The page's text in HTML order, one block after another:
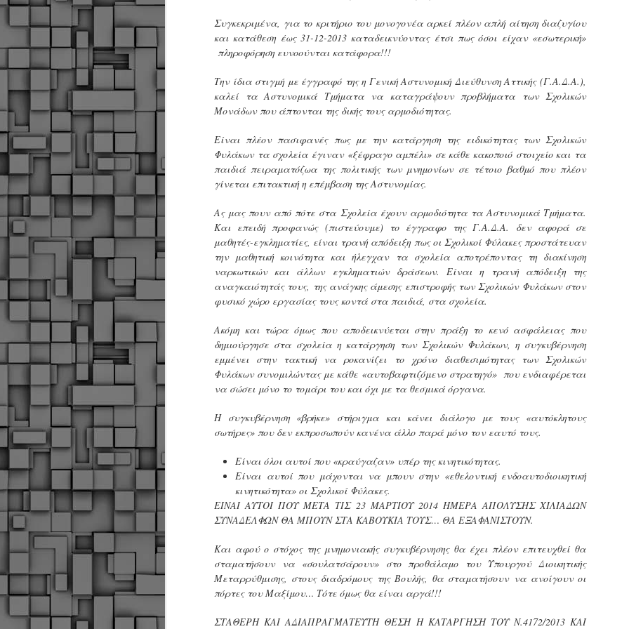
Συγκεκριμένα, για το κριτήριο του μονογονέα αρκεί πλέον απλή αίτηση διαζυγίου
και κατάθεση έως 31-12-2013 καταδεικνύοντας έτσι πως όσοι είχαν «εσωτερική»
πληροφόρηση ευνοούνται κατάφορα!!!
Την ίδια στιγμή με έγγραφό της η Γενική Αστυνομική Διεύθυνση Αττικής (Γ.Α.Δ.Α.),
καλεί τα Αστυνομικά Τμήματα να καταγράψουν προβλήματα των Σχολικών
Μονάδων που άπτονται της δικής τους αρμοδιότητας.
Είναι πλέον πασιφανές πως με την κατάργηση της ειδικότητας των Σχολικών
Φυλάκων τα σχολεία έγιναν «ξέφραγο αμπέλι» σε κάθε κακοποιό στοιχείο και τα
παιδιά πειραματόζωα της πολιτικής των μνημονίων σε τέτοιο βαθμό που πλέον
γίνεται επιτακτική η επέμβαση της Αστυνομίας.
Ας μας πουν από πότε στα Σχολεία έχουν αρμοδιότητα τα Αστυνομικά Τμήματα.
Και επειδή προφανώς (πιστεύουμε) το έγγραφο της Γ.Α.Δ.Α. δεν αφορά σε
μαθητές-εγκληματίες, είναι τρανή απόδειξη πως οι Σχολικοί Φύλακες προστάτευαν
την μαθητική κοινότητα και ήλεγχαν τα σχολεία αποτρέποντας τη διακίνηση
ναρκωτικών και άλλων εγκληματιών δράσεων. Είναι η τρανή απόδειξη της
αναγκαιότητάς τους, της ανάγκης άμεσης επιστροφής των Σχολικών Φυλάκων στον
φυσικό χώρο εργασίας τους κοντά στα παιδιά, στα σχολεία.
Ακόμη και τώρα όμως που αποδεικνύεται στην πράξη το κενό ασφάλειας που
δημιούργησε στα σχολεία η κατάργηση των Σχολικών Φυλάκων, η συγκυβέρνηση
εμμένει στην τακτική να ροκανίζει το χρόνο διαθεσιμότητας των Σχολικών
Φυλάκων συνομιλώντας με κάθε «αυτοβαφτιζόμενο στρατηγό» που ενδιαφέρεται
να σώσει μόνο το τομάρι του και όχι με τα θεσμικά όργανα.
Η συγκυβέρνηση «βρήκε» στήριγμα και κάνει διάλογο με τους «αυτόκλητους
σωτήρες» που δεν εκπροσωπούν κανένα άλλο παρά μόνο τον εαυτό τους.
Είναι όλοι αυτοί που «κραύγαζαν» υπέρ της κινητικότητας.
Είναι αυτοί που μάχονται να μπουν στην «εθελοντική ενδοαυτοδιοικητική
κινητικότητα» οι Σχολικοί Φύλακες.
ΕΙΝΑΙ ΑΥΤΟΙ ΠΟΥ ΜΕΤΑ ΤΙΣ 23 ΜΑΡΤΙΟΥ 2014 ΗΜΕΡΑ ΑΠΟΛΥΣΗΣ ΧΙΛΙΑΔΩΝ
ΣΥΝΑΔΕΛΦΩΝ ΘΑ ΜΠΟΥΝ ΣΤΑ ΚΑΒΟΥΚΙΑ ΤΟΥΣ… ΘΑ ΕΞΑΦΑΝΙΣΤΟΥΝ.
Και αφού ο στόχος της μνημονιακής συγκυβέρνησης θα έχει πλέον επιτευχθεί θα
σταματήσουν να «σουλατσάρουν» στο προθάλαμο του Υπουργού Διοικητικής
Μεταρρύθμισης, στους διαδρόμους της Βουλής, θα σταματήσουν να ανοίγουν οι
πόρτες του Μαξίμου… Τότε όμως θα είναι αργά!!!
ΣΤΑΘΕΡΗ ΚΑΙ ΑΔΙΑΠΡΑΓΜΑΤΕΥΤΗ ΘΕΣΗ Η ΚΑΤΑΡΓΗΣΗ ΤΟΥ Ν.4172/2013 ΚΑΙ
σύμφωνα με τις διατάξεις του
ελεγκτών, με αποτέλεσμα να
δημιουργηθεί ένταση στο
αύξησε κατά 1,36% τις θέσεις στάθμευσης για άτομα με
αναπηρία. Δεκαεπτά εγκαταλελειμμένα οχήματα
απομακρύνθηκαν μέσα σε τρεις μήνες από τους δρόμους.
Με σταθερά βήματα και προσήλωση στο όραμα για μια πόλη
επιταχύνει την υλοποίηση του Σχεδίου Βιώσιμης Αστικής
Κινητικότητας (ΣΒΑΚ).
APR
Δημοτική Αστυνομία Σερρών : Αυτόφορη διαδικασία
παράνομες κοπές δέντρων στην περιοχή Καλλιθέα
Δημοτική Αστυνομία και Τμήμα Πρασίνου του Δήμου Σερρών
μετά από καταγγελία εντόπισαν άνδρα να κόβει παράνομα
δέντρα στην Καλλιθέα
λειτούργησαν οι υπηρεσίες του Δήμου Σερρών, βάζοντας
«φρένο» σε περιστατικό καταστροφής αστικού πρασίνου.
Συγκεκριμένα, την Τρίτη 7 Απριλίου 2026, μετά από αξιοποίηση
σχετικής καταγγελίας, πραγματοποιήθηκε συντονισμένη
επιχείρηση από το Τμήμα Δημοτικής Αστυνομίας σε συνεργασία
με το Τμήμα Πρασίνου του Δήμου Σερρών.
MAR
29
Εγκύκλιος ΥΠ.ΕΣ. με θέμα: «Παροχή οδηγιών
αναφορικά με το πρόγραμμα εισαγωγικής
εκπαίδευσης των διορισθέντος Δημοτικών
Αστυνομικών της προκήρυξης 1K/2024» - Στα
και Μουζακίου το 2ο μέρος της Θεωρητικής
εκπαίδευσης 4/5 - 31/5
Στη έκδοση εγκυκλιου οδηγιών σχετικά με το χρονοδιάγραμμα
εκπαίδευσης (θεωρητικής και πρακτικής) των νεοδιορισθέντων
Δ.Α. της προκήρυξης 1Κ/2024, προχώρησε Τμήμα Εποπτείας
Προσωπικού Τοπ. Αυτοδιοίκησης, της Γενικής Γραμματείας
Δημόσιας Διοίκησης του Υπ. Εσωτερικών.
MAR
Δημοσιέυθηκε στο ΦΕΚ Β' 1682/26-03-2026 η
Απόφαση 16458 με θέμα;: «Εισαγωγική Εκπαίδευση -
δημοτικής αστυνομίας»
Δημοσιεύθηκε στο ΦΕΚ Β' 1682/26-03-2026 η Aπόφαση 16458 με
τίτλο: «Εισαγωγική Εκπαίδευση - Επιμόρφωση του ειδικού
ένστολου προσωπικού της δημοτικής αστυνομίας».
MAR
Φωτορεπορτάζ από τις ορκωμοσίες των
νεοπροσληφθέντων Δημοτιοκών Αστυνομικών